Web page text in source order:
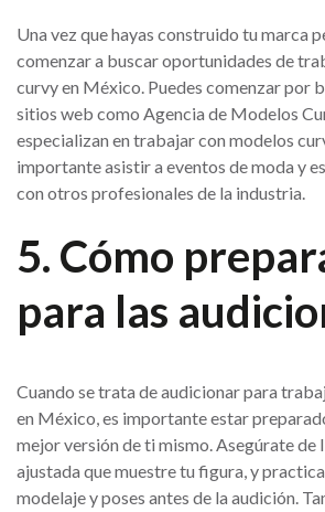
Una vez que hayas construido tu marca
comenzar a buscar oportunidades de
curvy en México. Puedes comenzar por
sitios web como Agencia de Modelos
especializan en trabajar con modelos
importante asistir a eventos de moda y
con otros profesionales de la industria.
5. Cómo
para las
Cuando se trata de audicionar para
en México, es importante estar
mejor versión de ti mismo. Asegúrate de
ajustada que muestre tu figura, y
modelaje y poses antes de la audición.